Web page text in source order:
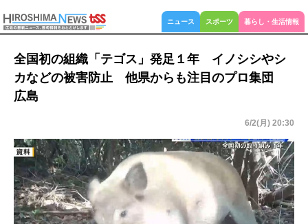
ニュース スポーツ 暮らし・生活情報
全国初の組織「テゴス」発足１年 イノシシやシ
カなどの被害防止 他県からも注目のプロ集団
広島
6/2(月) 20:30